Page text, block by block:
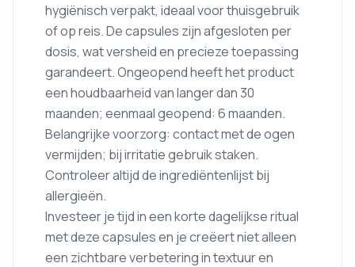
hygiënisch verpakt, ideaal voor thuisgebruik
of op reis. De capsules zijn afgesloten per
dosis, wat versheid en precieze toepassing
garandeert. Ongeopend heeft het product
een houdbaarheid van langer dan 30
maanden; eenmaal geopend: 6 maanden.
Belangrijke voorzorg: contact met de ogen
vermijden; bij irritatie gebruik staken.
Controleer altijd de ingrediëntenlijst bij
allergieën.
Investeer je tijd in een korte dagelijkse ritual
met deze capsules en je creëert niet alleen
een zichtbare verbetering in textuur en